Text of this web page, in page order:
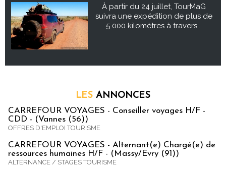
À partir du 24 juillet, TourMaG
suivra une expédition de plus de
5 000 kilomètres à travers...
LES ANNONCES
CARREFOUR VOYAGES - Conseiller voyages H/F -
CDD - (Vannes (56))
OFFRES D'EMPLOI TOURISME
CARREFOUR VOYAGES - Alternant(e) Chargé(e) de
ressources humaines H/F - (Massy/Evry (91))
ALTERNANCE / STAGES TOURISME